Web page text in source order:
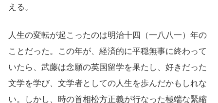
える。
人生の変転が起こったのは明治十四（一八八一）年の
ことだった。この年が、経済的に平穏無事に終わって
いたら、武藤は念願の英国留学を果たし、好きだった
文学を学び、文学者としての人生を歩んだかもしれな
い。しかし、時の首相松方正義が行なった極端な緊縮